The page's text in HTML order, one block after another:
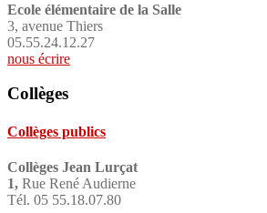
Ecole élémentaire de la Salle
3, avenue Thiers
05.55.24.12.27
nous écrire
Collèges
Collèges publics
Collèges Jean Lurçat
1, Rue René Audierne
Tél. 05 55.18.07.80